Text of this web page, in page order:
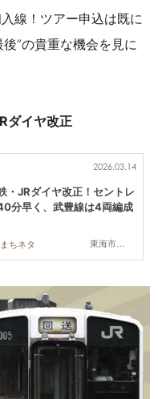
線！ツアー申込は既に
”の貴重な機会を見に
イヤ改正
東海市,大府市,知多市,東浦町,阿久比町,半田市,常滑市,武豊町,美浜町,南知多町
2026.03.14
・JRダイヤ改正！セントレ
分早く、武豊線は4両編成
ちネタ